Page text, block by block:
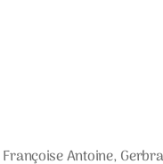
Françoise Antoine,